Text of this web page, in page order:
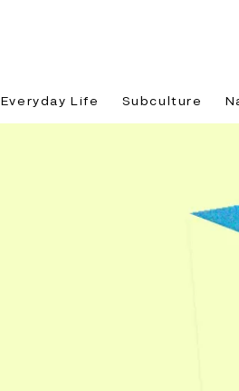
Everyday Life Subculture